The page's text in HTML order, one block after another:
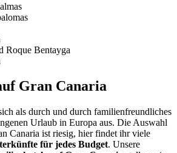
Roque Bentayga
Gran Canaria
als durch und durch familienfreundliches
Urlaub in Europa aus. Die Auswahl
Canaria ist riesig, hier findet ihr viele
für jedes Budget. Unsere